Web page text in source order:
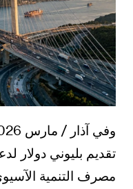
تقديم بليوني دولار
مصرف التنمية